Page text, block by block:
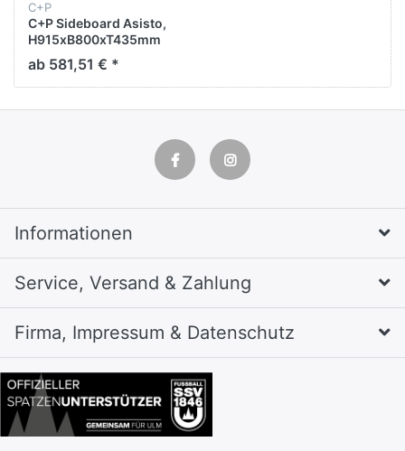
C+P
C+P Sideboard Asisto,
H915xB800xT435mm
ab 581,51 € *
Informationen
Service, Versand & Zahlung
Firma, Impressum & Datenschutz